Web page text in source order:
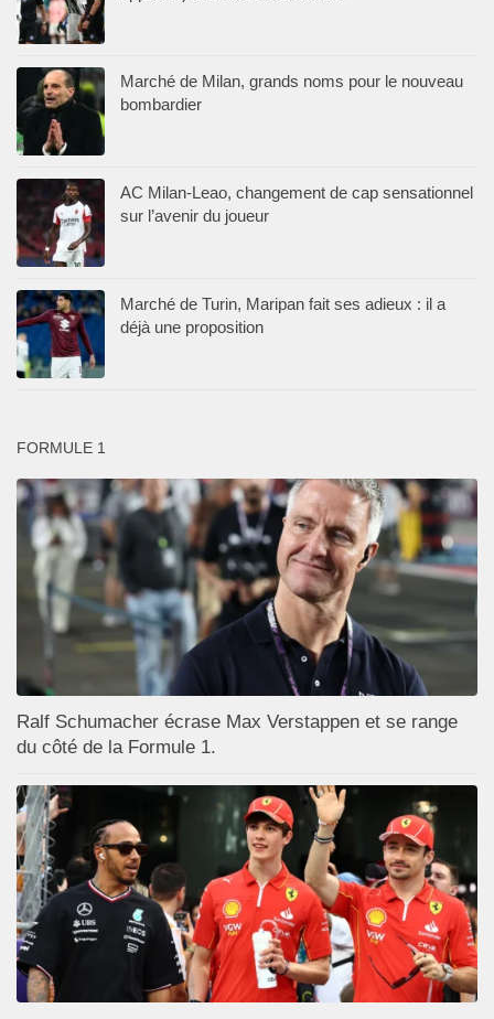
Marché de Milan, grands noms pour le nouveau
bombardier
AC Milan-Leao, changement de cap sensationnel
sur l’avenir du joueur
Marché de Turin, Maripan fait ses adieux : il a
déjà une proposition
FORMULE 1
Ralf Schumacher écrase Max Verstappen et se range
du côté de la Formule 1.